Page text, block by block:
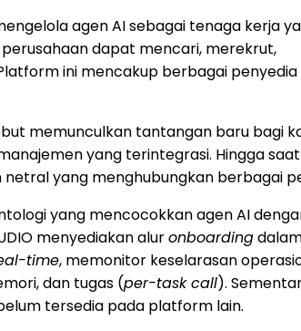
agen AI sebagai tenaga kerja
perusahaan dapat mencari, merekrut,
ini mencakup berbagai penyedia
memunculkan tantangan baru bagi
yang terintegrasi. Hingga
yang menghubungkan berbagai
yang mencocokkan agen AI
menyediakan aluronboarding
time, memonitor keselarasan
dan tugas (per-task call).
tersedia pada platform lain.